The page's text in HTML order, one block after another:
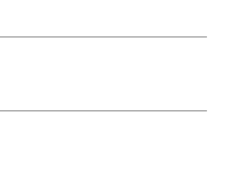
コース
御コース
コース
ース
コース
ース